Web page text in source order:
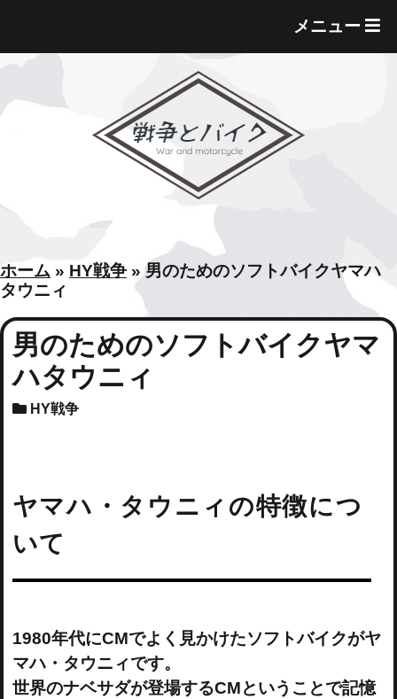
メニュー
T
ホーム » HY戦争 » 男のためのソフトバイクヤマハ
タウニィ
男のためのソフトバイクヤマ
ハタウニィ
HY戦争
ヤマハ・タウニィの特徴につ
いて
1980年代にCMでよく見かけたソフトバイクがヤ
マハ・タウニィです。
世界のナベサダが登場するCMということで記憶